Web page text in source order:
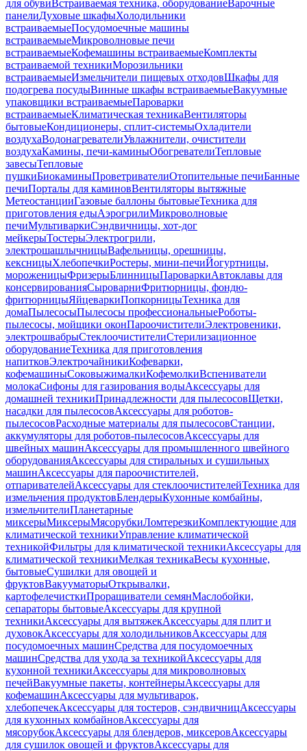
для обувиВстраиваемая техника, оборудованиеВарочные
панелиДуховые шкафыХолодильники
встраиваемыеПосудомоечные машины
встраиваемыеМикроволновые печи
встраиваемыеКофемашины встраиваемыеКомплекты
встраиваемой техникиМорозильники
встраиваемыеИзмельчители пищевых отходовШкафы для
подогрева посудыВинные шкафы встраиваемыеВакуумные
упаковщики встраиваемыеПароварки
встраиваемыеКлиматическая техникаВентиляторы
бытовыеКондиционеры, сплит-системыОхладители
воздухаВодонагревателиУвлажнители, очистители
воздухаКамины, печи-каминыОбогревателиТепловые
завесыТепловые
пушкиБиокаминыПроветривателиОтопительные печиБанные
печиПорталы для каминовВентиляторы вытяжные
МетеостанцииГазовые баллоны бытовыеТехника для
приготовления едыАэрогрилиМикроволновые
печиМультиваркиСэндвичницы, хот-дог
мейкерыТостерыЭлектрогрили,
электрошашлычницыВафельницы, орешницы,
кексницыХлебопечкиРостеры, мини-печиЙогуртницы,
мороженицыФризерыБлинницыПароваркиАвтоклавы для
консервированияСыроварниФритюрницы, фондю-
фритюрницыЯйцеваркиПопкорницыТехника для
домаПылесосыПылесосы профессиональныеРоботы-
пылесосы, мойщики оконПароочистителиЭлектровеники,
электрошвабрыСтеклоочистителиСтерилизационное
оборудованиеТехника для приготовления
напитковЭлектрочайникиКофеварки,
кофемашиныСоковыжималкиКофемолкиВспениватели
молокаСифоны для газирования водыАксессуары для
домашней техникиПринадлежности для пылесосовЩетки,
насадки для пылесосовАксессуары для роботов-
пылесосовРасходные материалы для пылесосовСтанции,
аккумуляторы для роботов-пылесосовАксессуары для
швейных машинАксессуары для промышленного швейного
оборудованияАксессуары для стиральных и сушильных
машинАксессуары для пароочистителей,
отпаривателейАксессуары для стеклоочистителейТехника для
измельчения продуктовБлендерыКухонные комбайны,
измельчителиПланетарные
миксерыМиксерыМясорубкиЛомтерезкиКомплектующие для
климатической техникиУправление климатической
техникойФильтры для климатической техникиАксессуары для
климатической техникиМелкая техникаВесы кухонные,
бытовыеСушилки для овощей и
фруктовВакууматорыОткрывалки,
картофелечисткиПроращиватели семянМаслобойки,
сепараторы бытовыеАксессуары для крупной
техникиАксессуары для вытяжекАксессуары для плит и
духовокАксессуары для холодильниковАксессуары для
посудомоечных машинСредства для посудомоечных
машинСредства для ухода за техникойАксессуары для
кухонной техникиАксессуары для микроволновых
печейВакуумные пакеты, контейнерыАксессуары для
кофемашинАксессуары для мультиварок,
хлебопечекАксессуары для тостеров, сэндвичницАксессуары
для кухонных комбайновАксессуары для
мясорубокАксессуары для блендеров, миксеровАксессуары
для сушилок овощей и фруктовАксессуары для